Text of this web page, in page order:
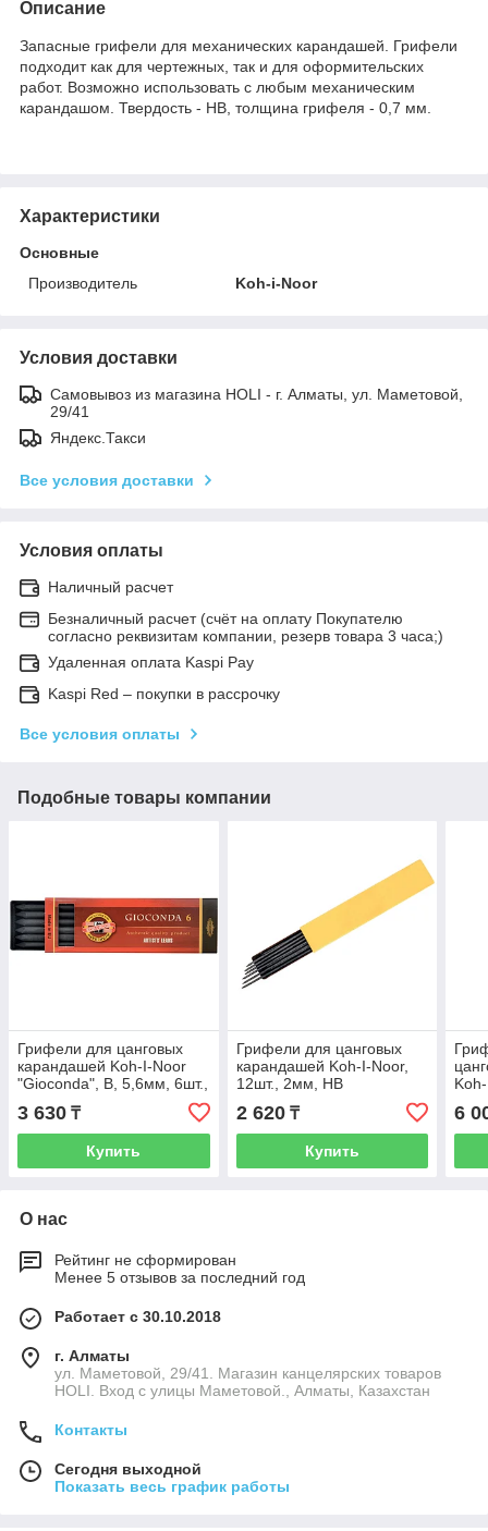
Описание
Запасные грифели для механических карандашей. Грифели
подходит как для чертежных, так и для оформительских
работ. Возможно использовать с любым механическим
карандашом. Твердость - HB, толщина грифеля - 0,7 мм.
Характеристики
Основные
Производитель
Koh-i-Noor
Условия доставки
Самовывоз из магазина HOLI - г. Алматы, ул. Маметовой,
29/41
Яндекс.Такси
Все условия доставки
Условия оплаты
Наличный расчет
Безналичный расчет (счёт на оплату Покупателю
согласно реквизитам компании, резерв товара 3 часа;)
Удаленная оплата Kaspi Pay
Kaspi Red – покупки в рассрочку
Все условия оплаты
Подобные товары компании
Грифели для цанговых
карандашей Koh-I-Noor
"Gioconda", В, 5,6мм, 6шт.,
круглый, пластик короб.
3 630 ₸
Купить
Грифели для цанговых
карандашей Koh-I-Noor,
12шт., 2мм, HB
2 620₸
Купить
6
О нас
Рейтинг не сформирован
Менее 5 отзывов за последний год
Работает с 30.10.2018
г. Алматы
ул. Маметовой, 29/41. Магазин канцелярских товаров
HOLI. Вход с улицы Маметовой., Алматы, Казахстан
Контакты
Сегодня выходной
Показать весь график работы